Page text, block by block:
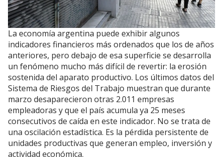
La economía argentina puede exhibir algunos
indicadores financieros más ordenados que los de años
anteriores, pero debajo de esa superficie se desarrolla
un fenómeno mucho más difícil de revertir: la erosión
sostenida del aparato productivo. Los últimos datos del
Sistema de Riesgos del Trabajo muestran que durante
marzo desaparecieron otras 2.011 empresas
empleadoras y que el país acumula ya 25 meses
consecutivos de caída en este indicador. No se trata de
una oscilación estadística. Es la pérdida persistente de
unidades productivas que generan empleo, inversión y
actividad económica.